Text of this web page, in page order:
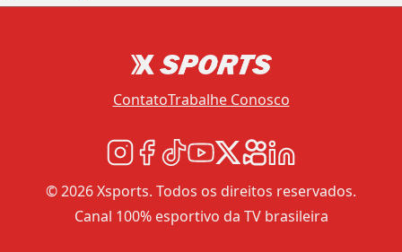
ContatoTrabalhe Conosco
© 2026 Xsports. Todos os direitos reservados.
Canal 100% esportivo da TV brasileira